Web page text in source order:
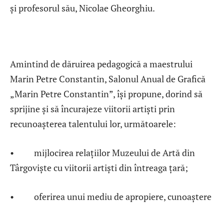
și profesorul său, Nicolae Gheorghiu.
Amintind de dăruirea pedagogică a maestrului
Marin Petre Constantin, Salonul Anual de Grafică
„Marin Petre Constantin”, îşi propune, dorind să
sprijine și să încurajeze viitorii artiști prin
recunoașterea talentului lor, următoarele:
• mijlocirea relaţiilor Muzeului de Artă din
Târgovişte cu viitorii artişti din întreaga ţară;
• oferirea unui mediu de apropiere, cunoaştere